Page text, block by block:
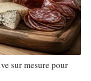
sur mesure pour